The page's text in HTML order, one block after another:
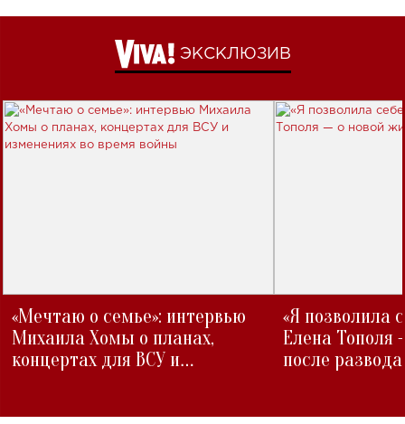
ЭКСКЛЮЗИВ
«Мечтаю о семье»: интервью
Михаила Хомы о планах,
концертах для ВСУ и
«Я позволила
Елена Тополя
после развода